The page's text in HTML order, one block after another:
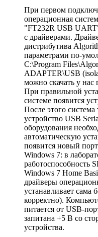
При первом
операционная
"FT232R USB
с драйверами.
дистрибутива
параметрами по-
C:\Program
ADAPTER\USB
можно скачать у нас
При правильной
системе появится
После этого
устройство USB
оборудования
автоматическую
появится новый
Windows 7: в
работоспособность
Windows 7 Home
драйверы
устанавливает сама
корректно).
питается от USB-
запитана +5 В со
устройства.